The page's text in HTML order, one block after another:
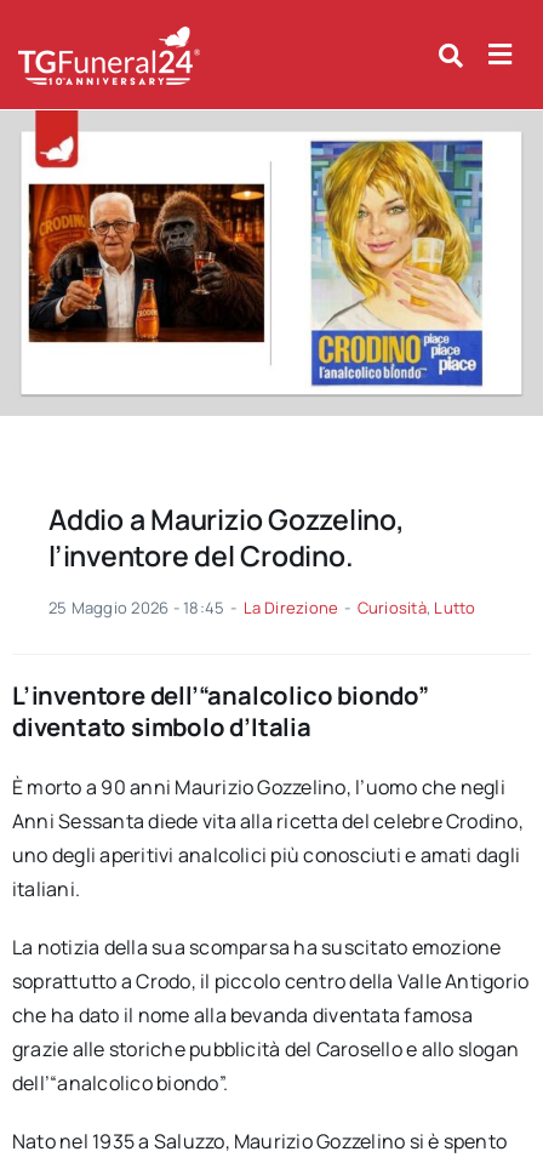
content
Addio a Maurizio Gozzelino,
l’inventore del Crodino.
25 Maggio 2026 - 18:45 - La Direzione - Curiosità, Lutto
L’inventore dell’“analcolico biondo”
diventato simbolo d’Italia
È morto a 90 anni Maurizio Gozzelino, l’uomo che negli
Anni Sessanta diede vita alla ricetta del celebre Crodino,
uno degli aperitivi analcolici più conosciuti e amati dagli
italiani.
La notizia della sua scomparsa ha suscitato emozione
soprattutto a Crodo, il piccolo centro della Valle Antigorio
che ha dato il nome alla bevanda diventata famosa
grazie alle storiche pubblicità del Carosello e allo slogan
dell’“analcolico biondo”.
Nato nel 1935 a Saluzzo, Maurizio Gozzelino si è spento